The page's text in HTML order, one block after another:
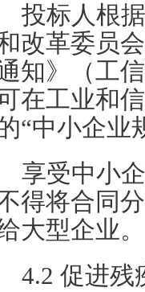
投标人根
改革委员
知》（工
在工业和
“中小企业
享受中小
得将合同
大型企业。
4.2 促进残